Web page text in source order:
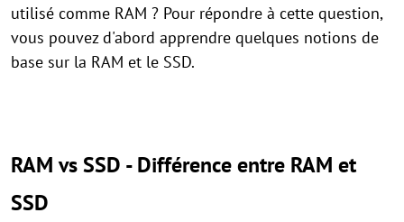
utilisé comme RAM ? Pour répondre à cette question,
vous pouvez d'abord apprendre quelques notions de
base sur la RAM et le SSD.
RAM vs SSD - Différence entre RAM et
SSD